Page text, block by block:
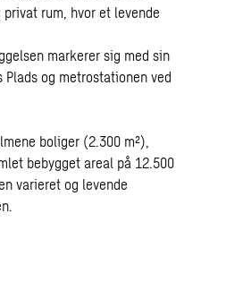
rum, hvor et levende
markerer sig med sin
og metrostationen ved
boliger (2.300 m²),
bebygget areal på 12.500
varieret og levende